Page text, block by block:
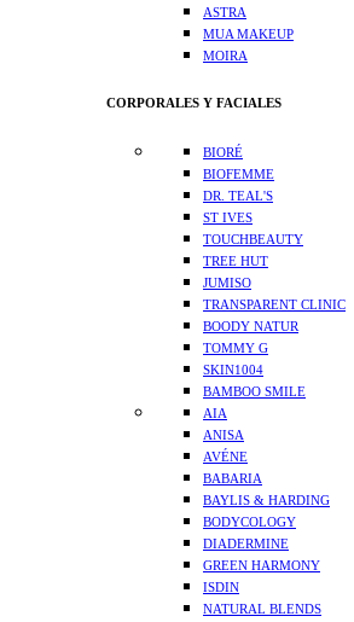
ASTRA
MUA MAKEUP
MOIRA
CORPORALES Y FACIALES
BIORÉ
BIOFEMME
DR. TEAL'S
ST IVES
TOUCHBEAUTY
TREE HUT
JUMISO
TRANSPARENT CLINIC
BOODY NATUR
TOMMY G
SKIN1004
BAMBOO SMILE
AIA
ANISA
AVÉNE
BABARIA
BAYLIS & HARDING
BODYCOLOGY
DIADERMINE
GREEN HARMONY
ISDIN
NATURAL BLENDS